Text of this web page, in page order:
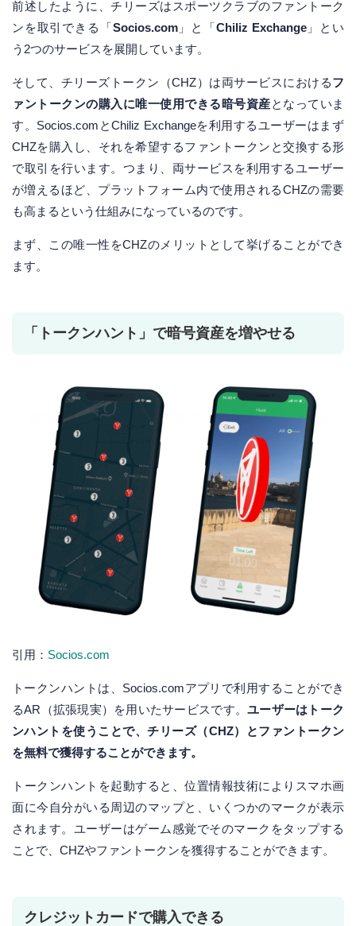
前述したように、チリーズはスポーツクラブのファントーク
ンを取引できる「Socios.com」と「Chiliz Exchange」とい
う2つのサービスを展開しています。
そして、チリーズトークン（CHZ）は両サービスにおけるフ
ァントークンの購入に唯一使用できる暗号資産となっていま
す。Socios.comとChiliz Exchangeを利用するユーザーはまず
CHZを購入し、それを希望するファントークンと交換する形
で取引を行います。つまり、両サービスを利用するユーザー
が増えるほど、プラットフォーム内で使用されるCHZの需要
も高まるという仕組みになっているのです。
まず、この唯一性をCHZのメリットとして挙げることができ
ます。
「トークンハント」で暗号資産を増やせる
引用： Socios.com
トークンハントは、Socios.comアプリで利用することができ
るAR（拡張現実）を用いたサービスです。ユーザーはトーク
ンハントを使うことで、チリーズ（CHZ）とファントークン
を無料で獲得することができます。
トークンハントを起動すると、位置情報技術によりスマホ画
面に今自分がいる周辺のマップと、いくつかのマークが表示
されます。ユーザーはゲーム感覚でそのマークをタップする
ことで、CHZやファントークンを獲得することができます。
クレジットカードで購入できる